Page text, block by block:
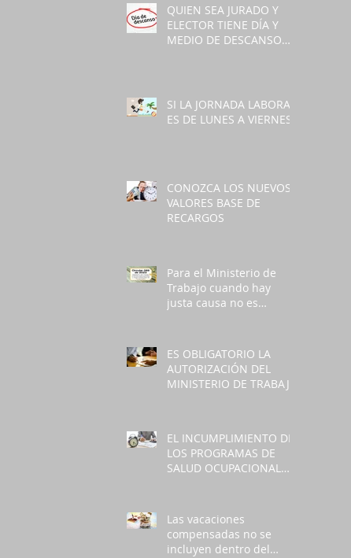
QUIEN SEA JURADO Y
ELECTOR TIENE DÍA Y
MEDIO DE DESCANSO
SI LA JORNADA LABORAL
ES DE LUNES A VIERNES
CONOZCA LOS NUEVOS
VALORES BASE DE
RECARGOS
Para el Ministerio de
Trabajo cuando hay
justa causa no es
de salud
ES OBLIGATORIO LA
AUTORIZACIÓN DEL
MINISTERIO DE TRABAJO
EL INCUMPLIMIENTO DE
LOS PROGRAMAS DE
SALUD OCUPACIONAL
ENFERMEDADES
LABORALES
Las vacaciones
compensadas no se
incluyen dentro del